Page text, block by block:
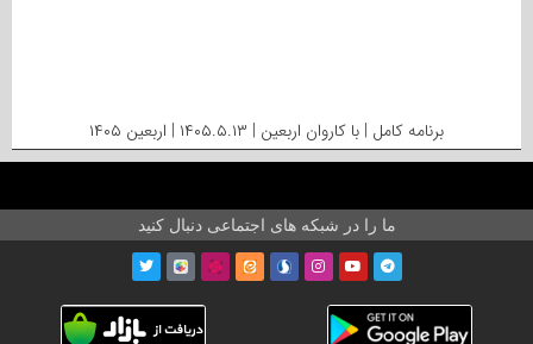
برنامه کامل | با کاروان اربعین | ۱۴۰۵.۵.۱۳ | اربعین ۱۴۰۵
ما را در شبکه های اجتماعی دنبال کنید